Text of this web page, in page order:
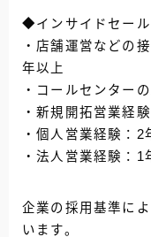
◆インサイドセー
・店舗運営などの
年以上
・コールセンター
・新規開拓営業経
・個人営業経験：2
・法人営業経験：1
企業の採用基準に
います。